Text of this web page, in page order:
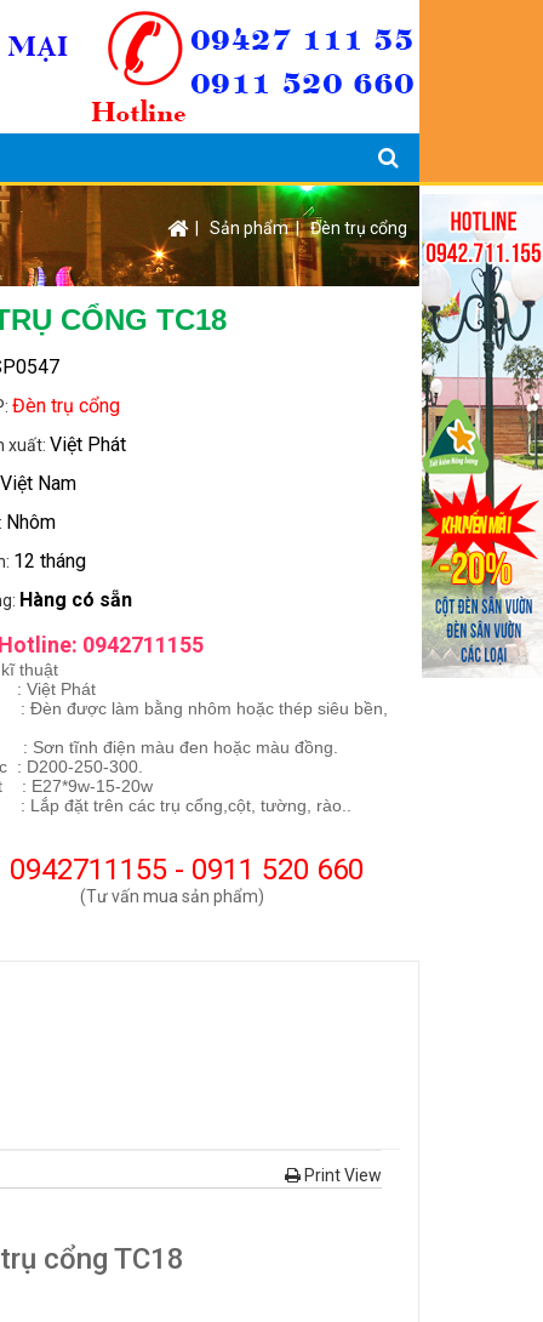
| Sản phẩm|Đèn trụ cổng
CỔNG TC18
Đèn trụ cổng
xuất:Việt Phát
Việt Nam
Nhôm
12 tháng
Hàng có sẵn
Hotline: 0942711155
thuật
Việt Phát
được làm bằng nhôm hoặc thép siêu bền,
Sơn tĩnh điện màu đen hoặc màu đồng.
: D200-250-300.
: E27*9w-15-20w
: Lắp đặt trên các trụ cổng,cột, tường, rào..
0942711155 - 0911 520 660
(Tư vấn mua sản phẩm)
Print View
cổng TC18